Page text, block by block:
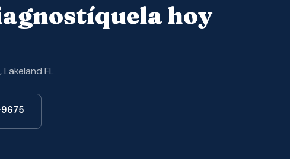
hoy
Lakeland FL